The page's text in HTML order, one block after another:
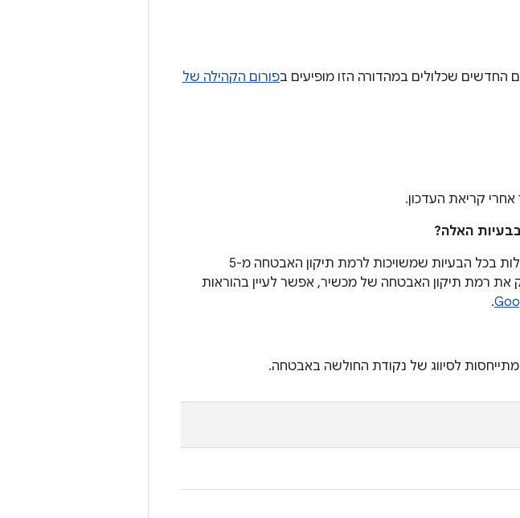
החדשים שכלולים במהדורה הזו מופיעים בפורום הקהילה של
קריאת העדכון.
רמות תיקון האבטחה מ-5 באוקטובר 2020 ואילך מטפלות בכל הבעיות שמשויכות לרמת תיקון האבטחה מ-5
כדי לבדוק את רמת תיקון האבטחה של מכשיר, אפשר לעיין בהוראות
.
לסיווג של נקודת החולשה באבטחה.